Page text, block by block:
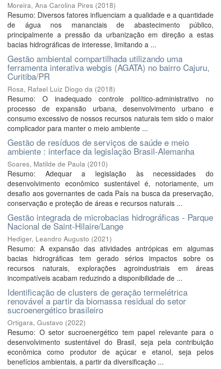
Moreira, Ana Carolina Pires (2018)
Resumo: Diversos fatores influenciam a qualidade e a quantidade
de água nos mananciais de abastecimento público,
principalmente a pressão da urbanização em direção a estas
bacias hidrográficas de interesse, limitando a ...
Gestão ambiental compartilhada utilizando uma
ferramenta interativa webgis (AGATA) no bairro Cajuru,
Curitiba/PR
Rosa, Rafael Luiz Diogo da (2018)
Resumo: O inadequado controle político-administrativo no
processo de expansão urbana, desenvolvimento urbano e
consumo excessivo de nossos recursos naturais tem sido o maior
complicador para manter o meio ambiente ...
Gestão de resíduos de serviços de saúde e meio
ambiente : interface da legislação Brasil-Alemanha
Soares, Matilde de Paula (2010)
Resumo: Adequar a legislação às necessidades do
desenvolvimento econômico sustentável é, notoriamente, um
desafio aos governantes de cada País na busca da preservação,
conservação e proteção de áreas e recursos naturais ...
Gestão integrada de microbacias hidrográficas - Parque
Nacional de Saint-Hilaire/Lange
Hediger, Leandro Augusto (2021)
Resumo: A expansão das atividades antrópicas em algumas
bacias hidrográficas tem gerado sérios impactos sobre os
recursos naturais, explorações agroindustriais em áreas
incompatíveis acabam reduzindo a disponibilidade de ...
Identificação de clusters de geração termelétrica
renovável a partir da biomassa residual do setor
sucroenergético brasileiro
Ortigara, Gustavo (2022)
Resumo: O setor sucroenergético tem papel relevante para o
desenvolvimento sustentável do Brasil, seja pela contribuição
econômica como produtor de açúcar e etanol, seja pelos
benefícios ambientais, a partir da diversificação ...